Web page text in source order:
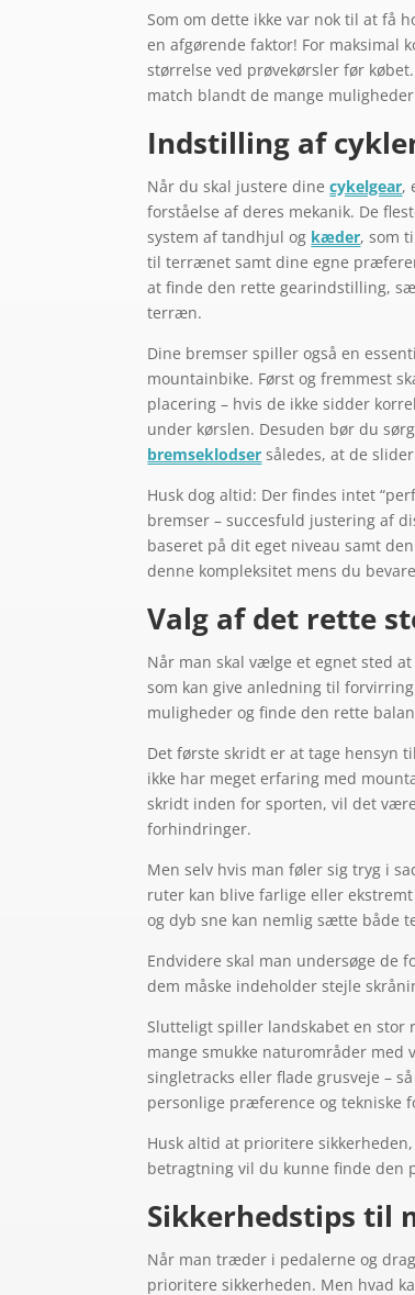
Som om dette ikke var nok til at få
en afgørende faktor! For maksimal
størrelse ved prøvekørsler før
match blandt de mange
Indstilling af
Når du skal justere dinecykelgear,
forståelse af deres mekanik. De
system af tandhjul og kæder, som
til terrænet samt dine egne
at finde den rette gearindstilling,
terræn.
Dine bremser spiller også en
mountainbike. Først og fremmest
placering – hvis de ikke sidder
under kørslen. Desuden bør du
bremseklodser således, at de
Husk dog altid: Der findes intet
bremser – succesfuld justering af
baseret på dit eget niveau samt
denne kompleksitet mens du
Valg af det rette
Når man skal vælge et egnet sted
som kan give anledning til
muligheder og finde den rette
Det første skridt er at tage hensyn
ikke har meget erfaring med
skridt inden for sporten, vil det
forhindringer.
Men selv hvis man føler sig tryg i
ruter kan blive farlige eller
og dyb sne kan nemlig sætte både
Endvidere skal man undersøge de
dem måske indeholder stejle
Slutteligt spiller landskabet en stor
mange smukke naturområder
singletracks eller flade grusveje –
personlige præference og tekniske
Husk altid at prioritere
betragtning vil du kunne finde
Sikkerhedstips til
Når man træder i pedalerne og
prioritere sikkerheden. Men hvad